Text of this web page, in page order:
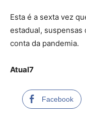
Esta é a sexta vez
estadual, suspensas
conta da pandemia.
Atual7
Facebook